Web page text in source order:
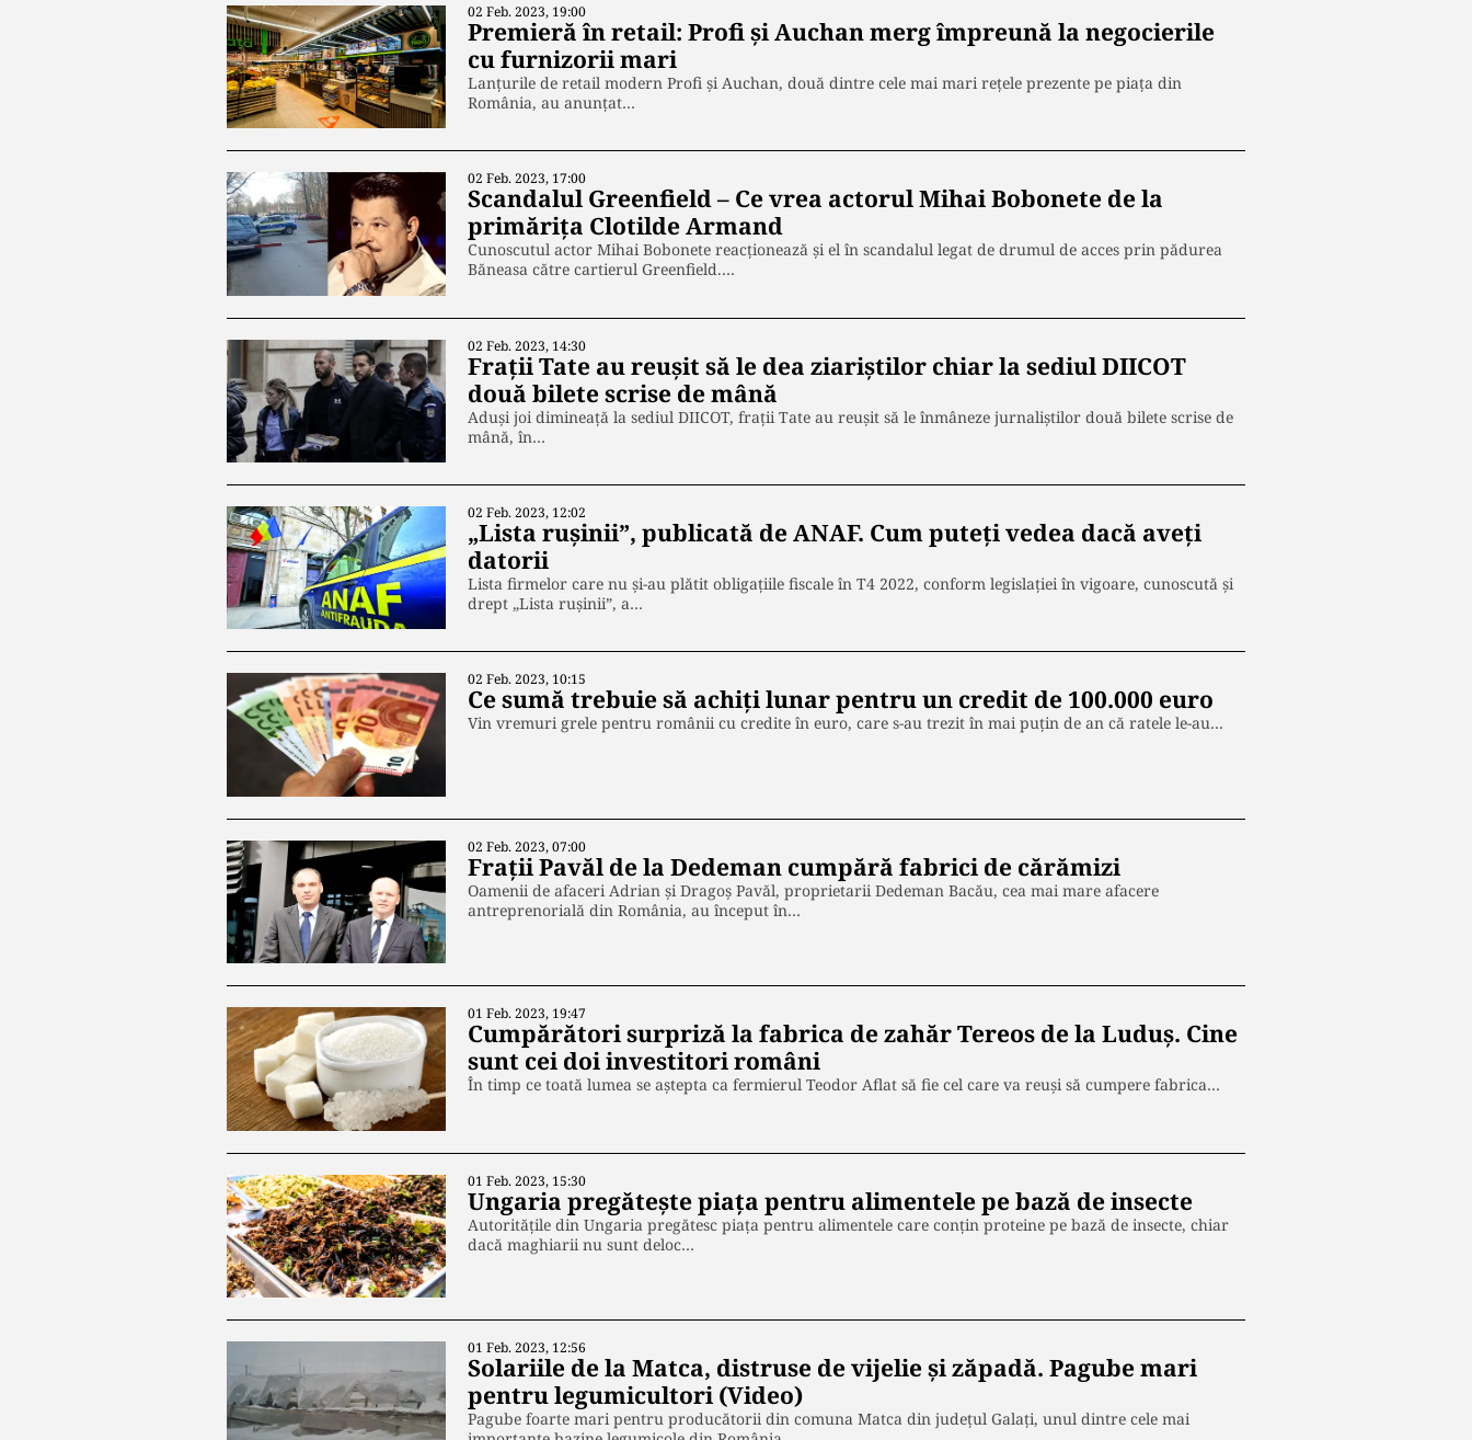
02 Feb. 2023, 19:00
Premieră în retail: Profi și Auchan merg împreună la negocierile
cu furnizorii mari
Lanțurile de retail modern Profi și Auchan, două dintre cele mai mari rețele prezente pe piața din
România, au anunțat…
02 Feb. 2023, 17:00
Scandalul Greenfield – Ce vrea actorul Mihai Bobonete de la
primărița Clotilde Armand
Cunoscutul actor Mihai Bobonete reacționează și el în scandalul legat de drumul de acces prin pădurea
Băneasa către cartierul Greenfield.…
02 Feb. 2023, 14:30
Frații Tate au reușit să le dea ziariștilor chiar la sediul DIICOT
două bilete scrise de mână
Aduși joi dimineață la sediul DIICOT, frații Tate au reușit să le înmâneze jurnaliștilor două bilete scrise de
mână, în…
02 Feb. 2023, 12:02
„Lista ruşinii”, publicată de ANAF. Cum puteți vedea dacă aveți
datorii
Lista firmelor care nu și-au plătit obligaţiile fiscale în T4 2022, conform legislaţiei în vigoare, cunoscută și
drept „Lista ruşinii”, a…
02 Feb. 2023, 10:15
Ce sumă trebuie să achiți lunar pentru un credit de 100.000 euro
Vin vremuri grele pentru românii cu credite în euro, care s-au trezit în mai puțin de an că ratele le-au…
02 Feb. 2023, 07:00
Frații Pavăl de la Dedeman cumpără fabrici de cărămizi
Oamenii de afaceri Adrian și Dragoș Pavăl, proprietarii Dedeman Bacău, cea mai mare afacere
antreprenorială din România, au început în…
01 Feb. 2023, 19:47
Cumpărători surpriză la fabrica de zahăr Tereos de la Luduș. Cine
sunt cei doi investitori români
În timp ce toată lumea se aștepta ca fermierul Teodor Aflat să fie cel care va reuși să cumpere fabrica…
01 Feb. 2023, 15:30
Ungaria pregătește piața pentru alimentele pe bază de insecte
Autoritățile din Ungaria pregătesc piața pentru alimentele care conţin proteine pe bază de insecte, chiar
dacă maghiarii nu sunt deloc…
01 Feb. 2023, 12:56
Solariile de la Matca, distruse de vijelie și zăpadă. Pagube mari
pentru legumicultori (Video)
Pagube foarte mari pentru producătorii din comuna Matca din județul Galați, unul dintre cele mai